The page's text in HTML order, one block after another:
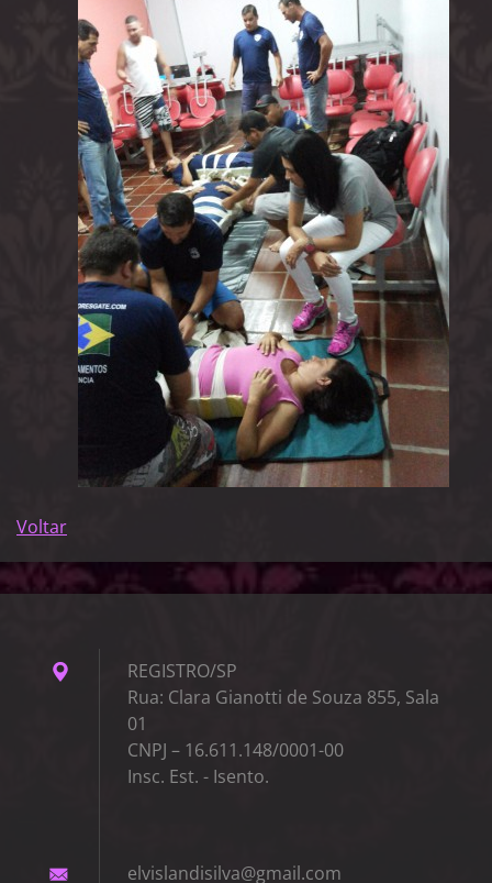
Voltar
REGISTRO/SP
Rua: Clara Gianotti de Souza 855, Sala
01
CNPJ – 16.611.148/0001-00
Insc. Est. - Isento.
elvislandisilva@gmail.com